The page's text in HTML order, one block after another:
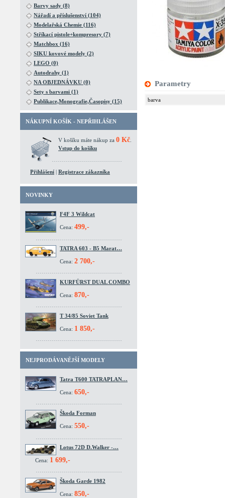
Barvy sady (8)
Nářadí a příslušenství (104)
Modelařská Chemie (116)
Stříkací pistole+kompresory (7)
Matchbox (16)
SIKU kovové modely (2)
LEGO (0)
Autodrahy (1)
NA OBJEDNÁVKU (0)
Sety s barvami (1)
Publikace,Monografie,Časopisy (15)
NÁKUPNÍ KOŠÍK - NEPŘIHLÁŠEN
V košíku máte nákup za 0 Kč
Vstup do košíku
Přihlášení | Registrace zákazníka
NOVINKY
F4F 3 Wildcat
Cena: 499,-
TATRA 603 - B5 Marat…
Cena: 2 700,-
KURFÜRST DUAL COMBO
Cena: 870,-
T 34/85 Soviet Tank
Cena: 1 850,-
NEJPRODÁVANĚJŠÍ MODELY
Tatra T600 TATRAPLAN…
Cena: 650,-
Škoda Forman
Cena: 550,-
Lotus 72D D.Walker -…
Cena: 1 699,-
Škoda Garde 1982
Cena: 850,-
Parametry
barva